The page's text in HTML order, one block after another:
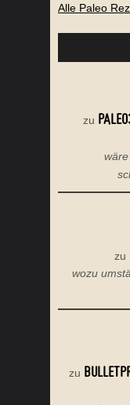
Alle Paleo
zu
zu
wozu
zu